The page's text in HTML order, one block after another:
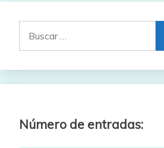
Número de entradas: